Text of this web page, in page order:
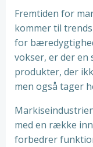
Fremtiden for
kommer til
for
vokser, er der
produkter, der
men også tager
med en række
forbedrer